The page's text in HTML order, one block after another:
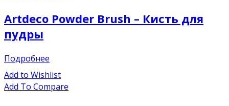
Artdeco Powder Brush – Кисть для
пудры
Подробнее
Add to Wishlist
Add To Compare